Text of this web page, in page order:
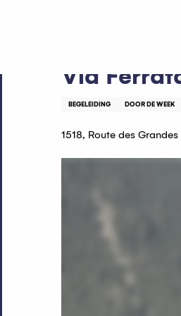
Via
BEGELEIDING DOOR DE WEEK
1518, Route des